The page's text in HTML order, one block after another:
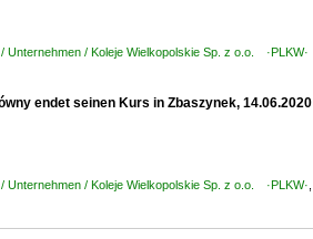
Unternehmen / Koleje Wielkopolskie Sp. z o.o. ·PLKW·
endet seinen Kurs in Zbaszynek, 14.06.2020
Unternehmen / Koleje Wielkopolskie Sp. z o.o. ·PLKW·